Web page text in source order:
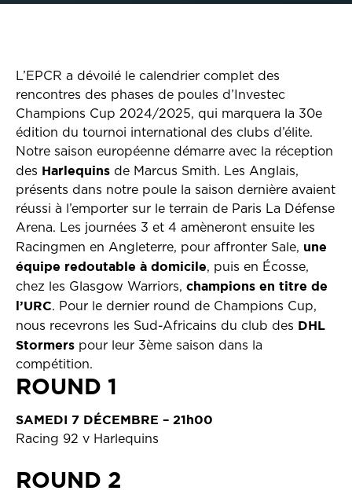
L’EPCR a dévoilé le calendrier complet des
rencontres des phases de poules d’Investec
Champions Cup 2024/2025, qui marquera la 30e
édition du tournoi international des clubs d’élite.
Notre saison européenne démarre avec la réception
des Harlequins de Marcus Smith. Les Anglais,
présents dans notre poule la saison dernière avaient
réussi à l’emporter sur le terrain de Paris La Défense
Arena. Les journées 3 et 4 amèneront ensuite les
Racingmen en Angleterre, pour affronter Sale, une
équipe redoutable à domicile, puis en Écosse,
chez les Glasgow Warriors, champions en titre de
l’URC. Pour le dernier round de Champions Cup,
nous recevrons les Sud-Africains du club des DHL
Stormers pour leur 3ème saison dans la
compétition.
ROUND 1
SAMEDI 7 DÉCEMBRE – 21h00
Racing 92 v Harlequins
ROUND 2